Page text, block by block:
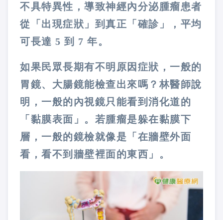
不具特異性，導致神經內分泌腫瘤患者
從「出現症狀」到真正「確診」，平均
可長達 5 到 7 年。
如果民眾長期有不明原因症狀，一般的
胃鏡、大腸鏡能檢查出來嗎？林醫師說
明，一般的內視鏡只能看到消化道的
「黏膜表面」。若腫瘤是躲在黏膜下
層，一般的鏡檢就像是「在牆壁外面
看，看不到牆壁裡面的東西」。